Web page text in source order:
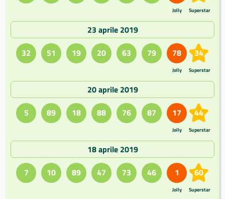
Jolly Superstar
23 aprile 2019
32
51 19 20 63 79 78
Jolly
34
Superstar
20 aprile 2019
5
89 18 88 76 87 17
Jolly
44
Superstar
18 aprile 2019
7
10 89 47 73 46 1
Jolly
60
Superstar